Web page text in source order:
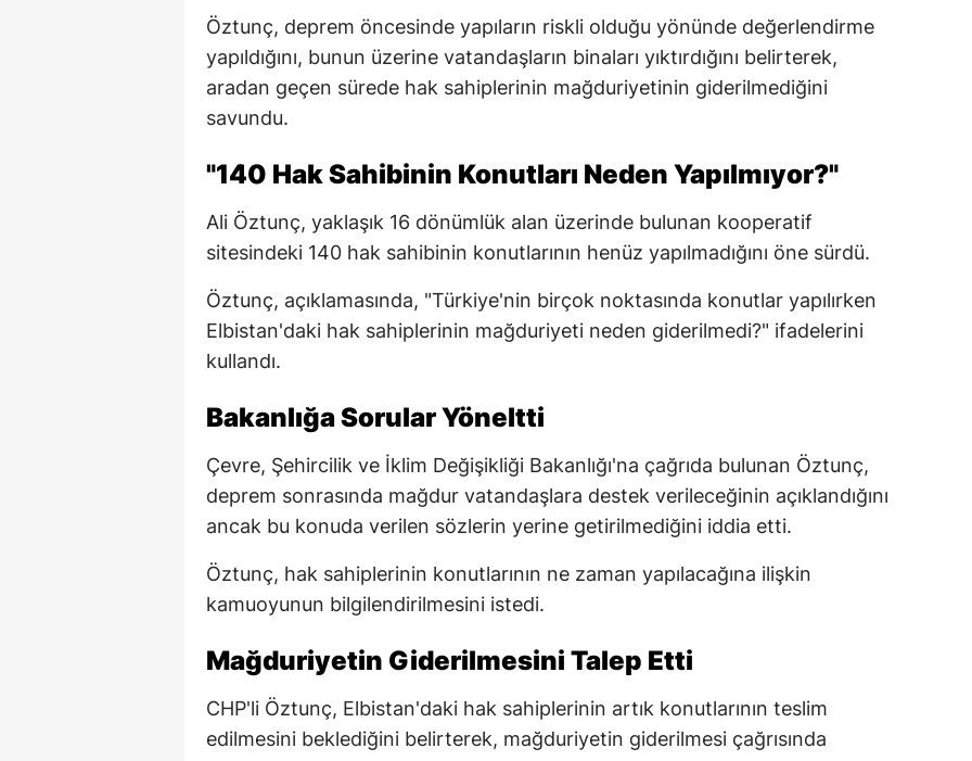
Öztunç, deprem öncesinde yapıların riskli olduğu yönünde değerlendirme
yapıldığını, bunun üzerine vatandaşların binaları yıktırdığını belirterek,
aradan geçen sürede hak sahiplerinin mağduriyetinin giderilmediğini
savundu.
"140 Hak Sahibinin Konutları Neden Yapılmıyor?"
Ali Öztunç, yaklaşık 16 dönümlük alan üzerinde bulunan kooperatif
sitesindeki 140 hak sahibinin konutlarının henüz yapılmadığını öne sürdü.
Öztunç, açıklamasında, "Türkiye'nin birçok noktasında konutlar yapılırken
Elbistan'daki hak sahiplerinin mağduriyeti neden giderilmedi?" ifadelerini
kullandı.
Bakanlığa Sorular Yöneltti
Çevre, Şehircilik ve İklim Değişikliği Bakanlığı'na çağrıda bulunan Öztunç,
deprem sonrasında mağdur vatandaşlara destek verileceğinin açıklandığını
ancak bu konuda verilen sözlerin yerine getirilmediğini iddia etti.
Öztunç, hak sahiplerinin konutlarının ne zaman yapılacağına ilişkin
kamuoyunun bilgilendirilmesini istedi.
Mağduriyetin Giderilmesini Talep Etti
CHP'li Öztunç, Elbistan'daki hak sahiplerinin artık konutlarının teslim
edilmesini beklediğini belirterek, mağduriyetin giderilmesi çağrısında